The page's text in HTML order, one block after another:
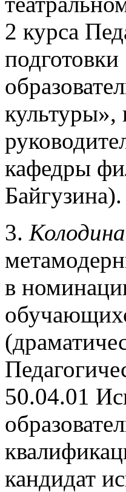
2 курса
культуры»,
кафедры
Байгузина).
3.
в
50.04.01
кандидат